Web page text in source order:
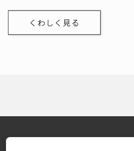
くわしく見る